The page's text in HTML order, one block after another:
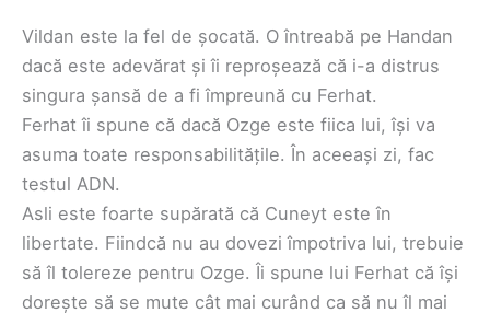
Vildan este la fel de șocată. O întreabă pe Handan
dacă este adevărat și îi reproșează că i-a distrus
singura șansă de a fi împreună cu Ferhat.
Ferhat îi spune că dacă Ozge este fiica lui, își va
asuma toate responsabilitățile. În aceeași zi, fac
testul ADN.
Asli este foarte supărată că Cuneyt este în
libertate. Fiindcă nu au dovezi împotriva lui, trebuie
să îl tolereze pentru Ozge. Îi spune lui Ferhat că își
dorește să se mute cât mai curând ca să nu îl mai